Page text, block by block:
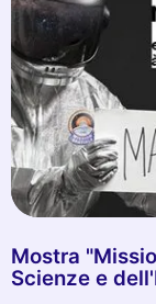
Mostra
Scienze e